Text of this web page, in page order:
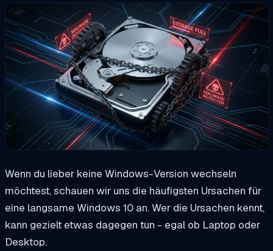
Wenn du lieber keine Windows-Version wechseln
möchtest, schauen wir uns die häufigsten Ursachen für
eine langsame Windows 10 an. Wer die Ursachen kennt,
kann gezielt etwas dagegen tun - egal ob Laptop oder
Desktop.